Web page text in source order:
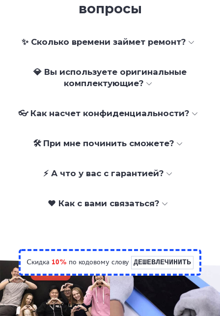
вопросы
✨ Сколько времени займет ремонт?
💎 Вы используете оригинальные
комплектующие?
👓 Как насчет конфиденциальности?
🛠 При мне починить сможете?
⚡ А что у вас с гарантией?
❤️ Как с вами связаться?
Скидка 10% по кодовому слову ДЕШЕВЛЕЧИНИТЬ